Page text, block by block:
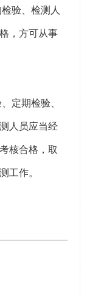
验、检测人
，方可从事
定期检验、
人员应当经
核合格，取
工作。